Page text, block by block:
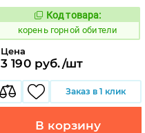
783687
Код товара:
корень горной обители
Цена
3 190 руб./шт
Заказ в 1 клик
В корзину